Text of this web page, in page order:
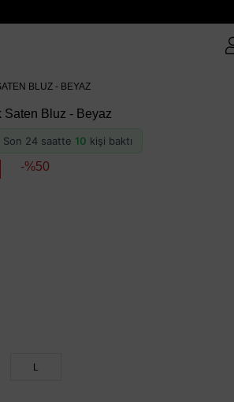
BLUZ - BEYAZ
Saten Bluz - Beyaz
Son 24 saatte 10 kişi baktı
50
L